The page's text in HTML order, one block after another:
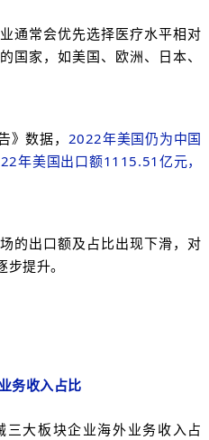
通常会优先选择医疗水平相对
国家，如美国、欧洲、日本、
》数据， 2022年美国仍为中国
年美国出口额1115.51亿元，
的出口额及占比出现下滑，对
提升。
务收入占比
大板块企业海外业务收入占